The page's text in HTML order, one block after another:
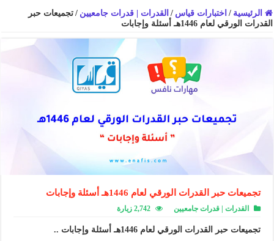
الرئيسية / اختبارات قياس / القدرات | قدرات جامعيين / تجميعات حبر
القدرات الورقي لعام 1446هـ أسئلة وإجابات
تجميعات حبر القدرات الورقي لعام 1446هـ أسئلة وإجابات
القدرات | قدرات جامعيين 2,742 زيارة
تجميعات حبر القدرات الورقي لعام 1446هـ أسئلة وإجابات ..